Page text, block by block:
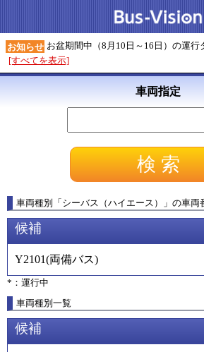
お知らせ お盆期間中（8月10日～16日）の運行
[すべてを表示]
車両指定
車両種別 「シーバス（ハイエース） 」 の車両
候補
Y2101(両備バス)
*：運行中
車両種別一覧
候補